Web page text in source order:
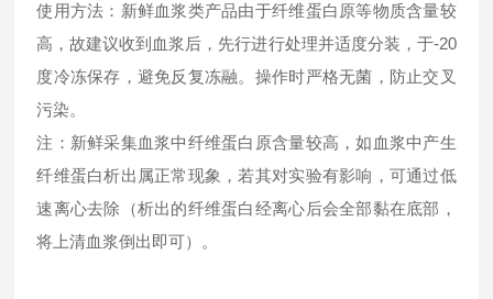
使用方法：新鲜血浆类产品由于纤维蛋白原等物质含量较
高，故建议收到血浆后，先行进行处理并适度分装，于-20
度冷冻保存，避免反复冻融。操作时严格无菌，防止交叉
污染。
注：新鲜采集血浆中纤维蛋白原含量较高，如血浆中产生
纤维蛋白析出属正常现象，若其对实验有影响，可通过低
速离心去除（析出的纤维蛋白经离心后会全部黏在底部，
将上清血浆倒出即可）。